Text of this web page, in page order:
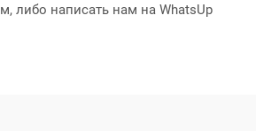
либо написать нам на WhatsUp